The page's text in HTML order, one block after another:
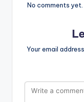
No comments
Your email